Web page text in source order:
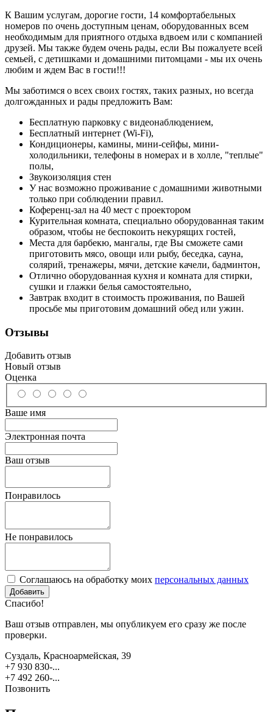
К Вашим услугам, дорогие гости, 14 комфортабельных
номеров по очень доступным ценам, оборудованных всем
необходимым для приятного отдыха вдвоем или с компанией
друзей. Мы также будем очень рады, если Вы пожалуете всей
семьей, с детишками и домашними питомцами - мы их очень
любим и ждем Вас в гости!!!
Мы заботимся о всех своих гостях, таких разных, но всегда
долгожданных и рады предложить Вам:
Бесплатную парковку с видеонаблюдением,
Бесплатный интернет (Wi-Fi),
Кондиционеры, камины, мини-сейфы, мини-
холодильники, телефоны в номерах и в холле, "теплые"
полы,
Звукоизоляция стен
У нас возможно проживание с домашними животными
только при соблюдении правил.
Коференц-зал на 40 мест с проектором
Курительная комната, специально оборудованная таким
образом, чтобы не беспокоить некурящих гостей,
Места для барбекю, мангалы, где Вы сможете сами
приготовить мясо, овощи или рыбу, беседка, сауна,
солярий, тренажеры, мячи, детские качели, бадминтон,
Отлично оборудованная кухня и комната для стирки,
сушки и глажки белья самостоятельно,
Завтрак входит в стоимость проживания, по Вашей
просьбе мы приготовим домашний обед или ужин.
Отзывы
Добавить отзыв
Новый отзыв
Оценка
Ваше имя
Электронная почта
Ваш отзыв
Понравилось
Не понравилось
Соглашаюсь на обработку моих персональных данных
Спасибо!
Ваш отзыв отправлен, мы опубликуем его сразу же после
проверки.
Суздаль, Красноармейская, 39
+7 930 830-...
+7 492 260-...
Позвонить